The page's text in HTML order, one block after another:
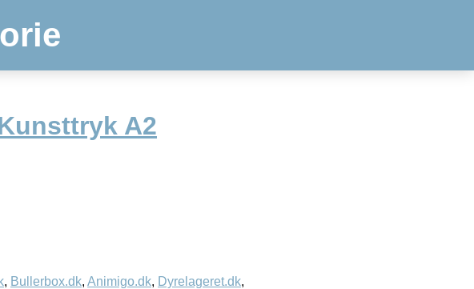
A2
, Bullerbox.dk, Animigo.dk, Dyrelageret.dk,